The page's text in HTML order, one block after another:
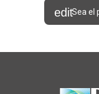
Sea el